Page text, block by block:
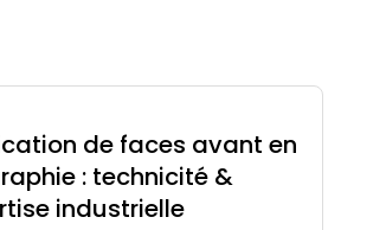
de faces avant en
: technicité &
industrielle